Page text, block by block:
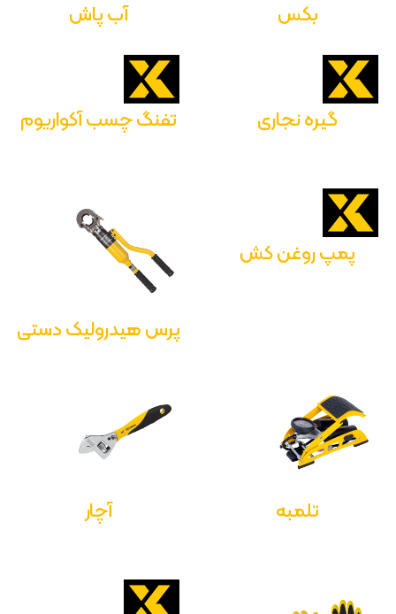
بکس آب پاش
گیره نجاری تفنگ چسب آکواریوم
پمپ روغن کش
پرس هیدرولیک دستی
تلمبه آچار